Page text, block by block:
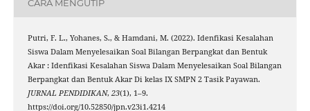
CARA MENGUTIP
Putri, F. L., Yohanes, S., & Hamdani, M. (2022). Idenfikasi Kesalahan
Siswa Dalam Menyelesaikan Soal Bilangan Berpangkat dan Bentuk
Akar : Idenfikasi Kesalahan Siswa Dalam Menyelesaikan Soal Bilangan
Berpangkat dan Bentuk Akar Di kelas IX SMPN 2 Tasik Payawan.
JURNAL PENDIDIKAN, 23(1), 1–9.
https://doi.org/10.52850/jpn.v23i1.4214